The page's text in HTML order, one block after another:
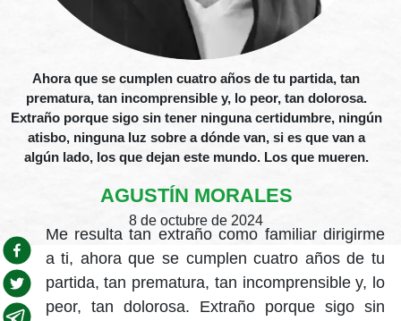
Ahora que se cumplen cuatro años de tu partida, tan
prematura, tan incomprensible y, lo peor, tan dolorosa.
Extraño porque sigo sin tener ninguna certidumbre, ningún
atisbo, ninguna luz sobre a dónde van, si es que van a
algún lado, los que dejan este mundo. Los que mueren.
AGUSTÍN MORALES
8 de octubre de 2024
Me resulta tan extraño como familiar dirigirme
a ti, ahora que se cumplen cuatro años de tu
partida, tan prematura, tan incomprensible y, lo
peor, tan dolorosa. Extraño porque sigo sin